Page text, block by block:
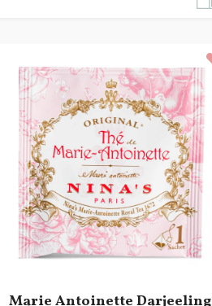
Marie Antoinette Darjeeling